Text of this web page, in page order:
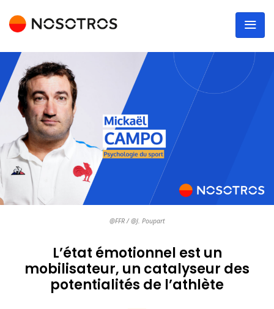
@FFR / @J. Poupart
L’état émotionnel est un
mobilisateur, un catalyseur des
potentialités de l’athlète